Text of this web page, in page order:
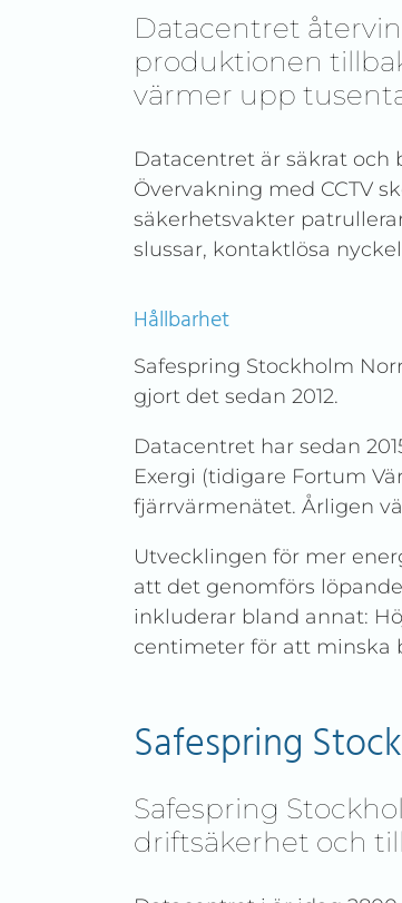
Datacentret
produktionen
värmer upp
Datacentret är säkrat
Övervakning med CCTV
säkerhetsvakter
slussar, kontaktlösa
Hållbarhet
Safespring Stockholm
gjort det sedan 2012.
Datacentret har sedan
Exergi (tidigare Fortum
fjärrvärmenätet. Årligen
Utvecklingen för mer
att det genomförs
inkluderar bland annat:
centimeter för att minska
Safespring
Safespring
driftsäkerhet och